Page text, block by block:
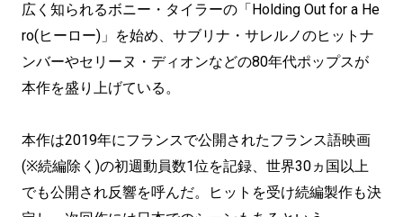
広く知られるボニー・タイラーの「Holding Out for a He
ro(ヒーロー)」を始め、サブリナ・サレルノのヒットナ
ンバーやセリーヌ・ディオンなどの80年代ポップスが
本作を盛り上げている。
本作は2019年にフランスで公開されたフランス語映画
(※続編除く)の初週動員数1位を記録、世界30ヵ国以上
でも公開され反響を呼んだ。ヒットを受け続編製作も決